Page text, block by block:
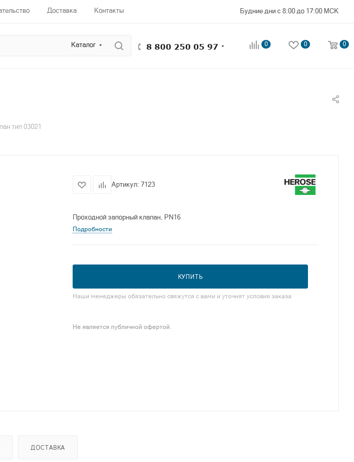
Доставка Контакты Будние дни с 8:00 до 17:00 МСК
Каталог 8 800 250 05 97 0 0 0
тип 03021
Артикул: 7123
Проходной запорный клапан, PN16
Подробности
КУПИТЬ
Наши менеджеры обязательно свяжутся с вами и уточнят условия заказа
Не является публичной офертой.
ДОСТАВКА